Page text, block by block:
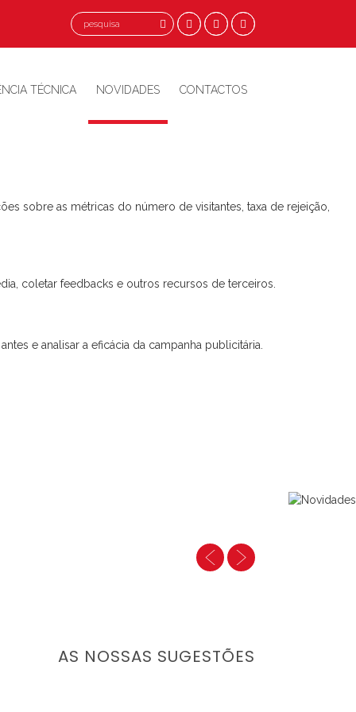
sobre as métricas do número de visitantes, taxa de rejeição,
coletar feedbacks e outros recursos de terceiros.
e analisar a eficácia da campanha publicitária.
TÉCNICA NOVIDADES CONTACTOS
< >
AS NOSSAS SUGESTÕES